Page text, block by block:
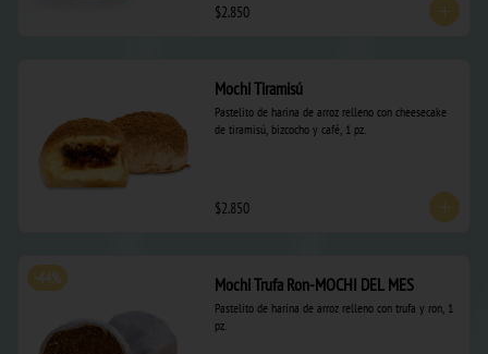
$2.850
Mochi Tiramisú
Pastelito de harina de arroz relleno con cheesecake
de tiramisú, bizcocho y café, 1 pz.
$2.850
-44% Mochi Trufa Ron-MOCHI DEL MES
Pastelito de harina de arroz relleno con trufa y ron, 1
pz.